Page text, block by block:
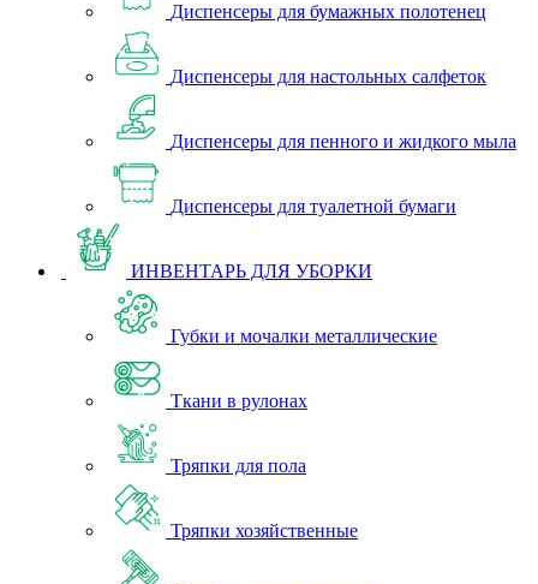
Диспенсеры для бумажных полотенец
Диспенсеры для настольных салфеток
Диспенсеры для пенного и жидкого мыла
Диспенсеры для туалетной бумаги
ИНВЕНТАРЬ ДЛЯ УБОРКИ
Губки и мочалки металлические
Ткани в рулонах
Тряпки для пола
Тряпки хозяйственные